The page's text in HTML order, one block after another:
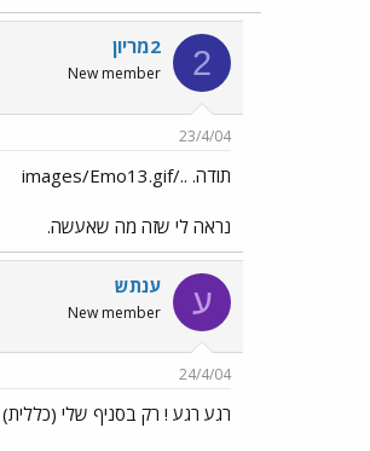
2 2מריון
New member
23/4/04
תודה. ../images/Emo13.gif
נראה לי שזה מה שאעשה.
ע ענתש
New member
24/4/04
רגע רגע ! רק בסניף שלי